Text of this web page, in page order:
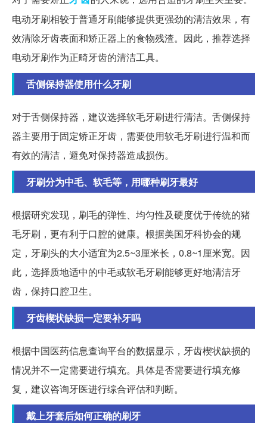
电动牙刷相较于普通牙刷能够提供更强劲的清洁效果，有
效清除牙齿表面和矫正器上的食物残渣。因此，推荐选择
电动牙刷作为正畸牙齿的清洁工具。
舌侧保持器使用什么牙刷
对于舌侧保持器，建议选择软毛牙刷进行清洁。舌侧保持
器主要用于固定矫正牙齿，需要使用软毛牙刷进行温和而
有效的清洁，避免对保持器造成损伤。
牙刷分为中毛、软毛等，用哪种刷牙最好
根据研究发现，刷毛的弹性、均匀性及硬度优于传统的猪
毛牙刷，更有利于口腔的健康。根据美国牙科协会的规
定，牙刷头的大小适宜为2.5~3厘米长，0.8~1厘米宽。因
此，选择质地适中的中毛或软毛牙刷能够更好地清洁牙
齿，保持口腔卫生。
牙齿楔状缺损一定要补牙吗
根据中国医药信息查询平台的数据显示，牙齿楔状缺损的
情况并不一定需要进行填充。具体是否需要进行填充修
复，建议咨询牙医进行综合评估和判断。
戴上牙套后如何正确的刷牙